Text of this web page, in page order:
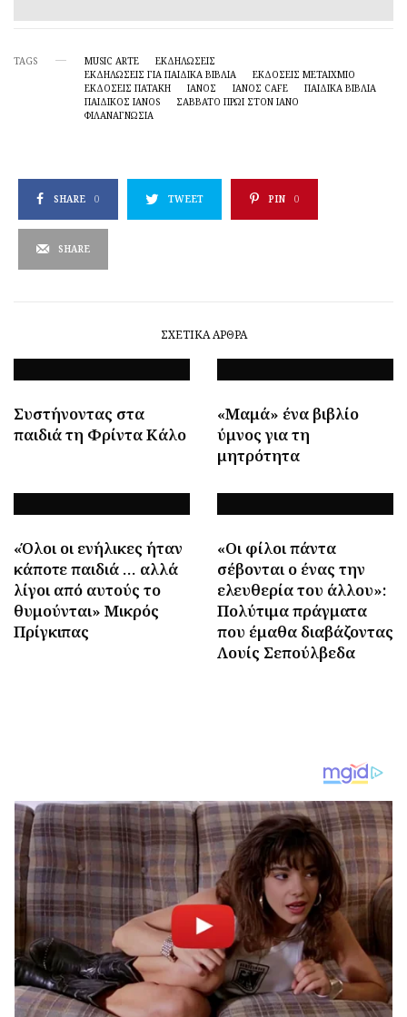
TAGS MUSIC ARTE
ΕΚΔΗΛΏΣΕΙΣ
ΕΚΔΗΛΏΣΕΙΣ ΓΙΑ ΠΑΙΔΙΚΆ ΒΙΒΛΊΑ
ΕΚΔΌΣΕΙΣ ΜΕΤΑΊΧΜΙΟ
ΕΚΔΌΣΕΙΣ ΠΑΤΆΚΗ
ΙΑΝΟΣ ΙΑΝΌΣ CAFE
ΠΑΙΔΙΚΆ ΒΙΒΛΊΑ
ΠΑΙΔΙΚΌΣ ΙΑΝOS
ΣΆΒΒΑΤΟ ΠΡΩΊ ΣΤΟΝ ΙΑΝΌ
ΦΙΛΑΝΑΓΝΩΣΙΑ
SHARE 0 TWEET PIN 0
SHARE
ΣΧΕΤΙΚΆ ΆΡΘΡΑ
Συστήνοντας στα
παιδιά τη Φρίντα Κάλο
«Μαμά» ένα βιβλίο
ύμνος για τη
μητρότητα
«Όλοι οι ενήλικες ήταν
κάποτε παιδιά … αλλά
λίγοι από αυτούς το
θυμούνται» Μικρός
Πρίγκιπας
«Οι φίλοι πάντα
σέβονται ο ένας την
ελευθερία του άλλου»:
Πολύτιμα πράγματα
που έμαθα διαβάζοντας
Λουίς Σεπούλβεδα